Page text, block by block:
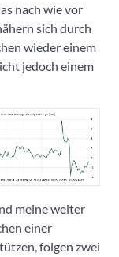
nach wie vor
sich durch
wieder einem
jedoch einem
meine weiter
einer
folgen zwei